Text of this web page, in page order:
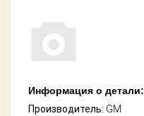
Информация о детали:
Производитель: GM